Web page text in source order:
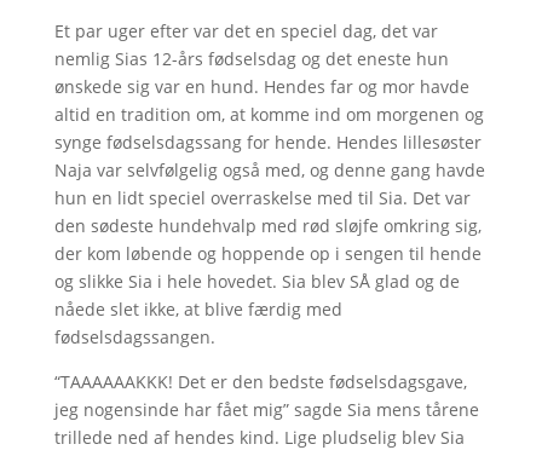
Et par uger efter var det en speciel dag, det var
nemlig Sias 12-års fødselsdag og det eneste hun
ønskede sig var en hund. Hendes far og mor havde
altid en tradition om, at komme ind om morgenen og
synge fødselsdagssang for hende. Hendes lillesøster
Naja var selvfølgelig også med, og denne gang havde
hun en lidt speciel overraskelse med til Sia. Det var
den sødeste hundehvalp med rød sløjfe omkring sig,
der kom løbende og hoppende op i sengen til hende
og slikke Sia i hele hovedet. Sia blev SÅ glad og de
nåede slet ikke, at blive færdig med
fødselsdagssangen.
“TAAAAAAKKK! Det er den bedste fødselsdagsgave,
jeg nogensinde har fået mig” sagde Sia mens tårene
trillede ned af hendes kind. Lige pludselig blev Sia